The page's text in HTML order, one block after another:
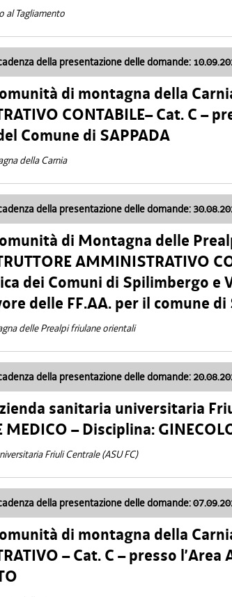
al Tagliamento
della presentazione delle domande:
di montagna della
CONTABILE– Cat. C –
Comune di SAPPADA
della Carnia
della presentazione delle domande:
di Montagna delle
AMMINISTRATIVO
dei Comuni di Spilimbergo e
delle FF.AA. per il comune
delle Prealpi friulane orientali
della presentazione delle domande:
sanitaria universitaria
MEDICO – Disciplina:
Friuli Centrale (ASU FC)
della presentazione delle domande:
di montagna della
– Cat. C – presso